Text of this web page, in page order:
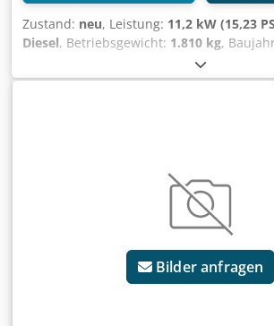
Zustand: neu, Leistung: 11,2 kW (15,23
Diesel, Betriebsgewicht: 1.810 kg,
, Ausstattung:
Hammerhydraulik, Hydraulik, Kabine,
, Betriebsgewicht
ROPS/TOPS/FOPS Stufe1, mit
Sperrvorrichtung während Ein-und
Hydraulikanlage, offener Kreislauf mit
Hydr. Servosteuerung ISO, Hydraulik AUX
Amotthhbjuof Schmetterlingshalterungen
Löffel, Grabenräumschaufel und
Bilder anfragen